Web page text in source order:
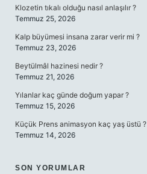
Klozetin tıkalı olduğu nasıl anlaşılır ?
Temmuz 25, 2026
Kalp büyümesi insana zarar verir mi ?
Temmuz 23, 2026
Beytülmâl hazinesi nedir ?
Temmuz 21, 2026
Yılanlar kaç günde doğum yapar ?
Temmuz 15, 2026
Küçük Prens animasyon kaç yaş üstü ?
Temmuz 14, 2026
SON YORUMLAR